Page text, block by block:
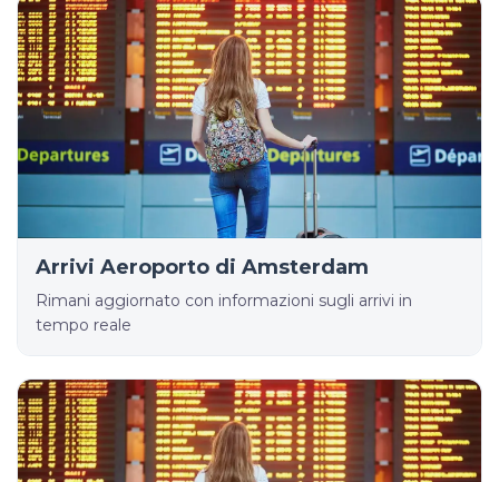
Arrivi Aeroporto di Amsterdam
Rimani aggiornato con informazioni sugli arrivi in
tempo reale